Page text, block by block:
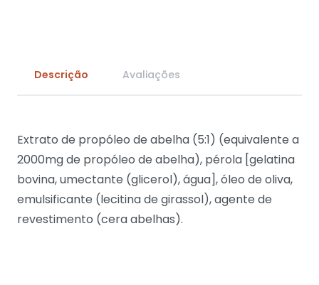
Descrição Avaliações
Extrato de propóleo de abelha (5:1) (equivalente a
2000mg de propóleo de abelha), pérola [gelatina
bovina, umectante (glicerol), água], óleo de oliva,
emulsificante (lecitina de girassol), agente de
revestimento (cera abelhas).